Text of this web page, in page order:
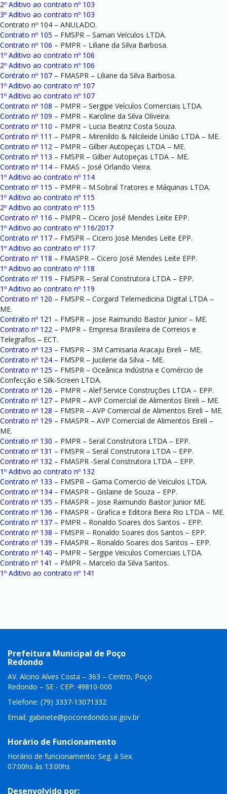
2º Aditivo ao contrato nº 103
3º Aditivo ao contrato nº 103
Contrato nº 104 – ANULADO.
Contrato nº 105 – FMSPR – Saman Veículos LTDA.
Contrato nº 106 – PMPR – Liliane da Silva Barbosa.
1º Aditivo ao contrato nº 106
2º Aditivo ao contrato nº 106
Contrato nº 107 – FMASPR – Liliane da Silva Barbosa.
1º Aditivo ao contrato nº 107
1º Aditivo ao contrato nº 107
Contrato nº 108 – PMPR – Sergipe Veículos Comerciais LTDA.
Contrato nº 109 – PMPR – Karoline da Silva Oliveira.
Contrato nº 110 – PMPR – Lucia Beatriz Costa Souza.
Contrato nº 111 – PMPR – Mirenildo & Nilcileide União LTDA – ME.
Contrato nº 112 – PMPR – Gilber Autopeças LTDA – ME.
Contrato nº 113 – FMSPR – Gilber Autopeças LTDA – ME.
Contrato nº 114 – FMAS – José Orlando Vieira.
1º Aditivo ao contrato nº 114
Contrato nº 115 – PMPR – M.Sobral Tratores e Máquinas LTDA.
1º Aditivo ao contrato nº 115
2º Aditivo ao contrato nº 115
Contrato nº 116 – PMPR – Cicero José Mendes Leite EPP.
1º Aditivo ao contrato nº 116/2017
Contrato nº 117 – FMSPR – Cicero José Mendes Leite EPP.
1º Aditivo ao contrato nº 117
Contrato nº 118 – FMASPR – Cicero José Mendes Leite EPP.
1º Aditivo ao contrato nº 118
Contrato nº 119 – FMSPR – Seral Construtora LTDA – EPP.
1º Aditivo ao contrato nº 119
Contrato nº 120 – FMSPR – Corgard Telemedicina Digital LTDA –
ME.
Contrato nº 121 – FMSPR – Jose Raimundo Bastor Junior – ME.
Contrato nº 122 – PMPR – Empresa Brasileira de Correios e
Telegrafos – ECT.
Contrato nº 123 – FMSPR – 3M Camisaria Aracaju Eireli – ME.
Contrato nº 124 – FMSPR – Jucilene da Silva – ME.
Contrato nº 125 – FMSPR – Oceânica Indústria e Comércio de
Confecção e Silk-Screen LTDA.
Contrato nº 126 – PMPR – Alef Service Construções LTDA – EPP.
Contrato nº 127 – PMPR – AVP Comercial de Alimentos Eireli – ME.
Contrato nº 128 – FMSPR – AVP Comercial de Alimentos Eireli – ME.
Contrato nº 129 – FMASPR – AVP Comercial de Alimentos Eireli –
ME.
Contrato nº 130 – PMPR – Seral Construtora LTDA – EPP.
Contrato nº 131 – FMSPR – Seral Construtora LTDA – EPP.
Contrato nº 132 – FMASPR -Seral Construtora LTDA – EPP.
1º Aditivo ao contrato nº 132
Contrato nº 133 – FMSPR – Gama Comercio de Veiculos LTDA.
Contrato nº 134 – FMASPR – Gislaine de Souza – EPP.
Contrato nº 135 – FMASPR – Jose Raimundo Bastor Junior ME.
Contrato nº 136 – FMASPR – Grafica e Editora Beira Rio LTDA – ME.
Contrato nº 137 – PMPR – Ronaldo Soares dos Santos – EPP.
Contrato nº 138 – FMSPR – Ronaldo Soares dos Santos – EPP.
Contrato nº 139 – FMASPR – Ronaldo Soares dos Santos – EPP.
Contrato nº 140 – PMPR – Sergipe Veiculos Comerciais LTDA.
Contrato nº 141 – PMPR – Marcelo da Silva Santos.
1º Aditivo ao contrato nº 141
Prefeitura Municipal de Poço
Redondo
AV. Alcino Alves Costa – 363 – Centro, Poço
Redondo – SE - CEP: 49810-000
Telefone: (79) 3337-13071332
Email: gabinete@pocoredondo.se.gov.br
Horário de Funcionamento
Horário de funcionamento: Seg. à Sex.
07:00hs às 13:00hs
Desenvolvido por: